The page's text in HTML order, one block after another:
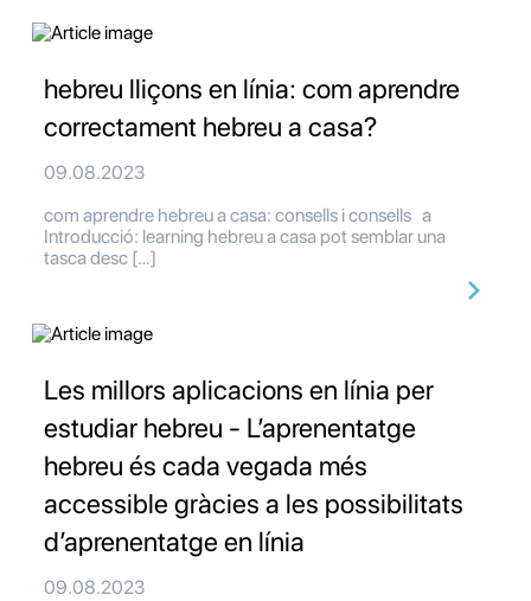
hebreu lliçons en línia: com aprendre
correctament hebreu a casa?
09.08.2023
com aprendre hebreu a casa: consells i consells a
Introducció: learning hebreu a casa pot semblar una
tasca desc […]
Les millors aplicacions en línia per
estudiar hebreu - L’aprenentatge
hebreu és cada vegada més
accessible gràcies a les possibilitats
d’aprenentatge en línia
09.08.2023